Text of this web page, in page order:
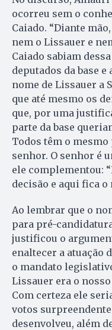
ocorreu sem o
Caiado. “Diante
nem o Lissauer e
Caiado sabiam
deputados da base
nome de Lissauer a
que até mesmo os
que, por uma
parte da base
Todos têm o
senhor. O senhor é
ele complementou:
decisão e aqui fica
Ao lembrar que o
para pré-
justificou o
enaltecer a atuação
o mandato
Lissauer era o
Com certeza ele
votos
desenvolveu, além